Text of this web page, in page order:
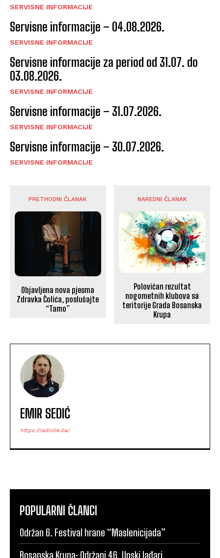
SERVISNE INFORMACIJE
Servisne informacije – 04.08.2026.
SERVISNE INFORMACIJE
Servisne informacije za period od 31.07. do
03.08.2026.
SERVISNE INFORMACIJE
Servisne informacije – 31.07.2026.
SERVISNE INFORMACIJE
Servisne informacije – 30.07.2026.
SERVISNE INFORMACIJE
PRETHODNI ČLANAK
Objavljena nova pjesma
Zdravka Čolića, poslušajte
“Tamo”
NAREDNI ČLANAK
Polovičan rezultat
nogometnih klubova sa
teritorije Grada Bosanska
Krupa
EMIR SEDIĆ
https://radiobk.ba/
POPULARNI ČLANCI
Održan 6. Festival hrane “Maslenicijada”
Bosanska Krupa: Održani 46. Unski lađari